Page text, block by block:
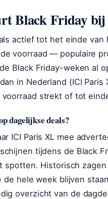
Black Friday
actief tot het einde
voorraad — populaire
Black Friday-weken al
in Nederland (ICI
strekt of tot
dagelijkse deals?
ICI Paris XL mee
tijdens de Black
spotten. Historisch
hele week blijven
overzicht van de